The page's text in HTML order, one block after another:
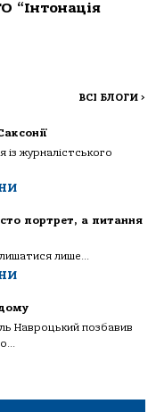
“Інтонація
ВСІ БЛОГИ >
із журналістського
портрет, а питання
лише...
Навроцький позбавив